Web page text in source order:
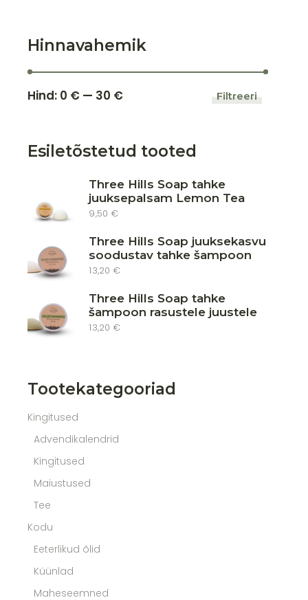
Hinnavahemik
Filtreeri
Hind: 0 € — 30 €
Esiletõstetud tooted
Three Hills Soap tahke
juuksepalsam Lemon Tea
9,50 €
Three Hills Soap juuksekasvu
soodustav tahke šampoon
13,20 €
Three Hills Soap tahke
šampoon rasustele juustele
13,20 €
Tootekategooriad
Kingitused
Advendikalendrid
Kingitused
Maiustused
Tee
Kodu
Eeterlikud õlid
Küünlad
Maheseemned